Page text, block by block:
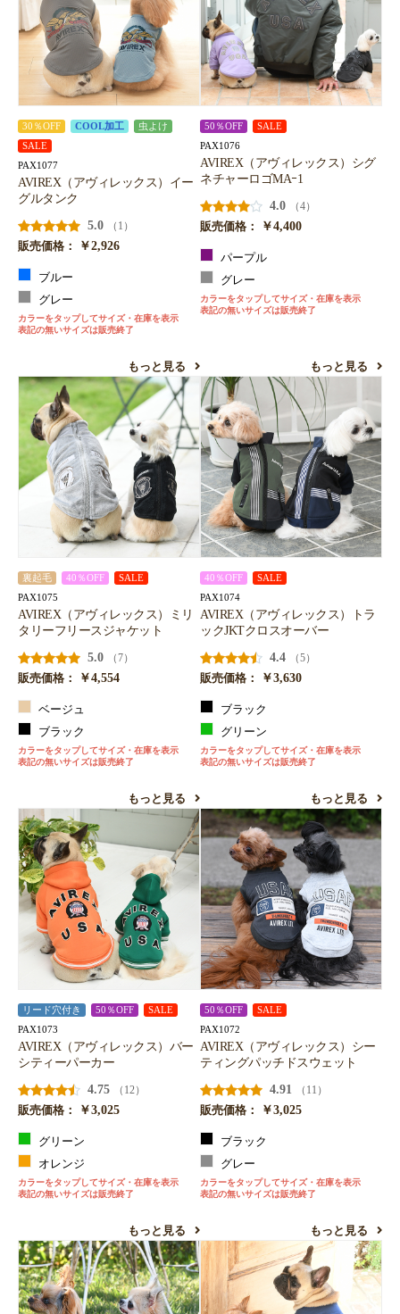
30％OFF COOL加工
虫よけ
SALE
PAX1077
AVIREX（アヴィレックス）イー
グルタンク
5.0
（1）
販売価格：
￥2,926
ブルー
グレー
カラーをタップしてサイズ・在庫を表示
表記の無いサイズは販売終了
もっと見る
50％OFF SALE
PAX1076
AVIREX（アヴィレックス）シグ
ネチャーロゴMAｰ1
4.0
（4）
販売価格：
￥4,400
パープル
グレー
カラーをタップしてサイズ・在庫を表示
表記の無いサイズは販売終了
もっと見る
裏起毛 40％OFF SALE
PAX1075
AVIREX（アヴィレックス）ミリ
タリーフリースジャケット
5.0
（7）
販売価格：
￥4,554
ベージュ
ブラック
カラーをタップしてサイズ・在庫を表示
表記の無いサイズは販売終了
もっと見る
40％OFF SALE
PAX1074
AVIREX（アヴィレックス）トラ
ックJKTクロスオーバー
4.4
（5）
販売価格：
￥3,630
ブラック
グリーン
カラーをタップしてサイズ・在庫を表示
表記の無いサイズは販売終了
もっと見る
リード穴付き 50％OFF SALE
PAX1073
AVIREX（アヴィレックス）バー
シティーパーカー
4.75
（12）
販売価格：
￥3,025
グリーン
オレンジ
カラーをタップしてサイズ・在庫を表示
表記の無いサイズは販売終了
もっと見る
50％OFF SALE
PAX1072
AVIREX（アヴィレックス）シー
ティングパッチドスウェット
4.91
（11）
販売価格：
￥3,025
ブラック
グレー
カラーをタップしてサイズ・在庫を表示
表記の無いサイズは販売終了
もっと見る